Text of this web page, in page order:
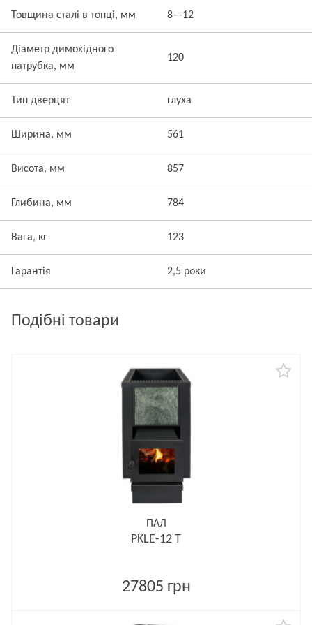
Товщина сталі в топці, мм 8—12
Діаметр димохідного
патрубка, мм
120
Тип дверцят глуха
Ширина, мм 561
Висота, мм 857
Глибина, мм 784
Вага, кг 123
Гарантія 2,5 роки
Подібні товари
ПАЛ
PKLE-12 T
27805 грн